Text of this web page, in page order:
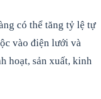
có thể tăng tỷ lệ tự
vào điện lưới và
hoạt, sản xuất, kinh